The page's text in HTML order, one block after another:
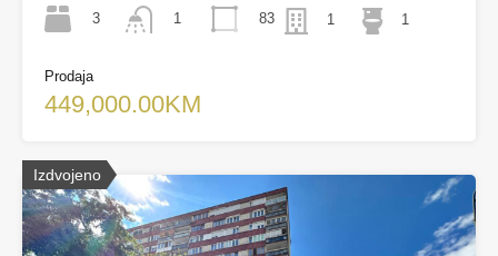
3
1
83
1
1
Prodaja
449,000.00KM
Izdvojeno